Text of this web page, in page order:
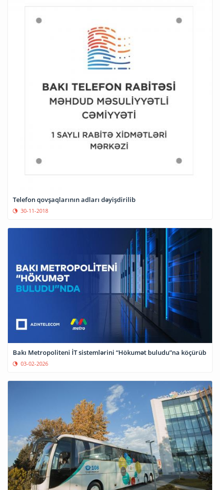
Telefon qovşaqlarının adları dəyişdirilib
30-11-2018
Bakı Metropoliteni İT sistemlərini “Hökumət buludu”na köçürüb
03-02-2026